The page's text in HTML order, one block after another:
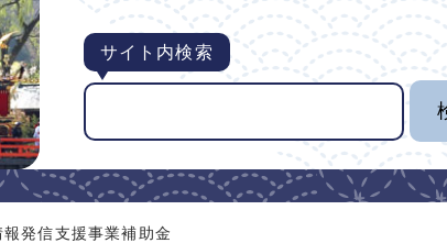
サイト内検索
発信支援事業補助金